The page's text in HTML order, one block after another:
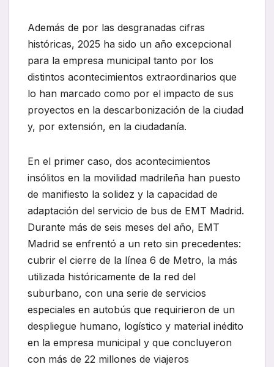
Además de por las desgranadas cifras
históricas, 2025 ha sido un año excepcional
para la empresa municipal tanto por los
distintos acontecimientos extraordinarios que
lo han marcado como por el impacto de sus
proyectos en la descarbonización de la ciudad
y, por extensión, en la ciudadanía.
En el primer caso, dos acontecimientos
insólitos en la movilidad madrileña han puesto
de manifiesto la solidez y la capacidad de
adaptación del servicio de bus de EMT Madrid.
Durante más de seis meses del año, EMT
Madrid se enfrentó a un reto sin precedentes:
cubrir el cierre de la línea 6 de Metro, la más
utilizada históricamente de la red del
suburbano, con una serie de servicios
especiales en autobús que requirieron de un
despliegue humano, logístico y material inédito
en la empresa municipal y que concluyeron
con más de 22 millones de viajeros